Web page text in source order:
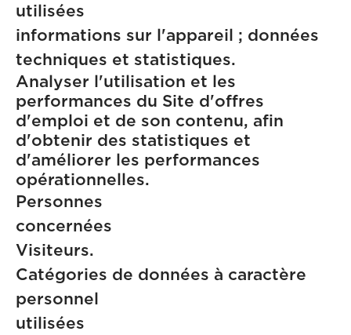
informations sur l'appareil ; données
techniques et statistiques.
Analyser l'utilisation et les
performances du Site d'offres
d'emploi et de son contenu, afin
d'obtenir des statistiques et
d'améliorer les performances
opérationnelles.
Personnes
Visiteurs.
Catégories de données à caractère
personnel
utilisées